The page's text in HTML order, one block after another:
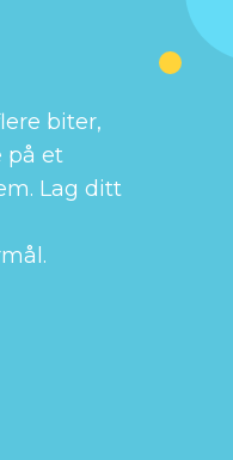
biter,
på et
Lag ditt